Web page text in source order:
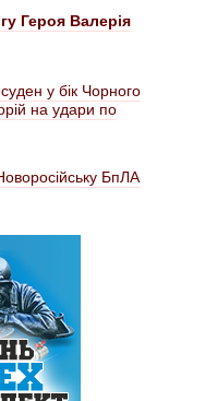
Героя Валерія
у бік Чорного
на удари по
БпЛА